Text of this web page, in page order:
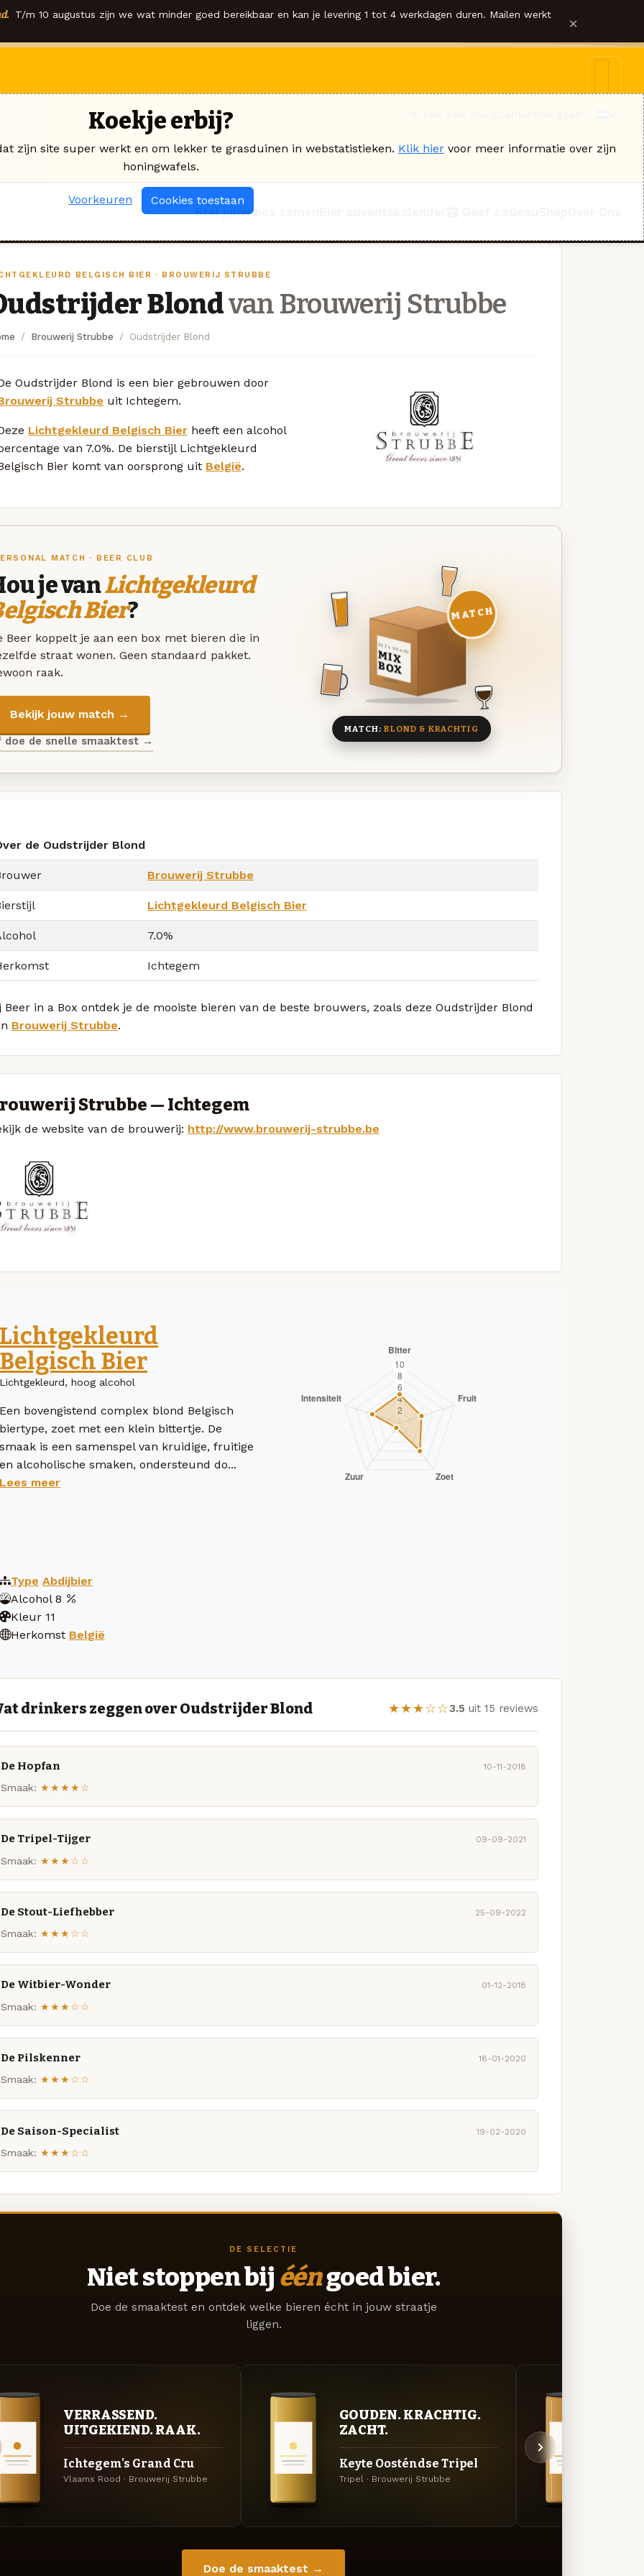
T/m 10 augustus zijn we wat minder goed bereikbaar en kan je levering 1 tot 4 werkdagen duren. Mailen werkt ×
Stel jouw box samen
BELGISCH BIER · BROUWERIJ STRUBBE
Blondvan Brouwerij Strubbe
Brouwerij Strubbe Oudstrijder Blond
Oudstrijder Blond is een bier gebrouwen door
Strubbe uit Ichtegem.
Lichtgekleurd Belgisch Bier heeft een alcohol
van 7.0%. De bierstijl Lichtgekleurd
Bier komt van oorsprong uit België.
MATCH · BEER CLUB
je vanLichtgekleurd
Bier?
Beer koppelt je aan een box met bieren die in
straat wonen. Geen standaard pakket.
raak.
Bekijk jouw match →
doe de snelle smaaktest →
DEZE MAAND
MIX
BOX
8 BIEREN
MATCH
MATCH:BLOND & KRACHTIG
de Oudstrijder Blond
Brouwerij Strubbe
Lichtgekleurd Belgisch Bier
7.0%
Ichtegem
Beer in a Box ontdek je de mooiste bieren van de beste brouwers, zoals deze Oudstrijder Blond
Brouwerij Strubbe.
Strubbe — Ichtegem
de website van de brouwerij: http://www.brouwerij-strubbe.be
Lichtgekleurd
Belgisch Bier
Lichtgekleurd, hoog alcohol
Een bovengistend complex blond Belgisch
biertype, zoet met een klein bittertje. De
smaak is een samenspel van kruidige, fruitige
en alcoholische smaken, ondersteund do...
Lees meer
Type Abdijbier
Alcohol 8
Kleur 11
Herkomst België
drinkers zeggen over Oudstrijder Blond ★★★☆☆3.5 uit 15 reviews
De Hopfan 10-11-2018
Smaak: ★★★★☆
De Tripel-Tijger 09-09-2021
Smaak: ★★★☆☆
De Stout-Liefhebber 25-09-2022
Smaak: ★★★☆☆
De Witbier-Wonder 01-12-2018
Smaak: ★★★☆☆
De Pilskenner 18-01-2020
Smaak: ★★★☆☆
De Saison-Specialist 19-02-2020
Smaak: ★★★☆☆
DE SELECTIE
Niet stoppen bij ééngoed bier.
Doe de smaaktest en ontdek welke bieren écht in jouw straatje
liggen.
VERRASSEND.
UITGEKIEND. RAAK.
Ichtegem's Grand Cru
Vlaams Rood · Brouwerij Strubbe
GOUDEN. KRACHTIG.
ZACHT.
Keyte Oosténdse Tripel
Tripel · Brouwerij Strubbe
Doe de smaaktest →
Koekje erbij?
zijn site super werkt en om lekker te grasduinen in webstatistieken. Klik hier voor meer informatie over zijn
honingwafels.
Voorkeuren Cookies toestaan